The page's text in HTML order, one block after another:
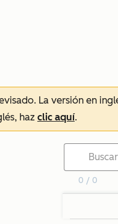
La versión en
haz clic aquí.
0 / 0